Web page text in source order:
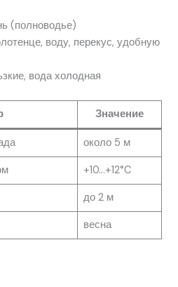
(полноводье)
воду, перекус, удобную
вода холодная
Значение
около 5 м
+10…+12°C
до 2 м
весна